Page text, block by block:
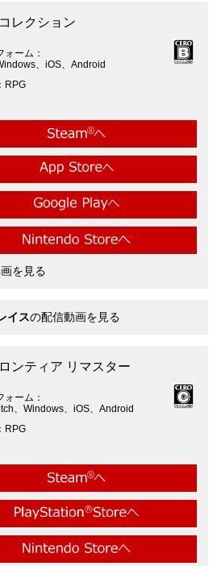
レクション
ォーム
、iOS、Android
RPG
を見る
イスの配信動画を見る
ンティア リマスター
ォーム
、Windows、iOS、Android
RPG